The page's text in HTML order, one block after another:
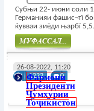
Субњи 22- июни соли
Германияи фашис¬тї бо
ќувваи зиёди њарбї
26-08-2022, 11:20
1222
0
Фармони
Президенти
Ҷумҳурии
Тоҷикистон